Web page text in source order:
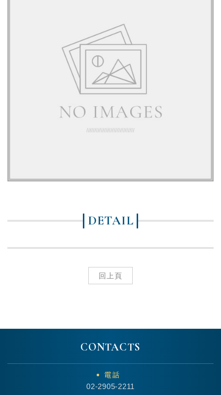
DETAIL
回上頁
CONTACTS
電話
02-2905-2211